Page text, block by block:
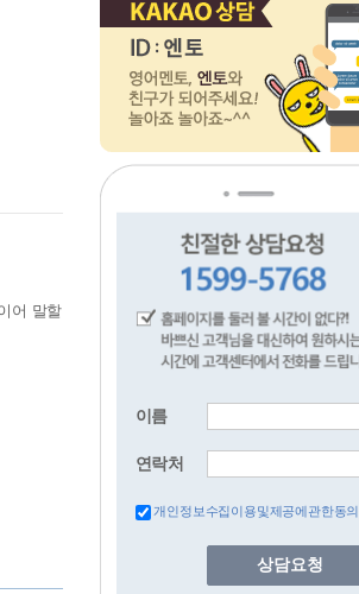
이름
연락처
개인정보수집이용및제공에관한동의
상담요청